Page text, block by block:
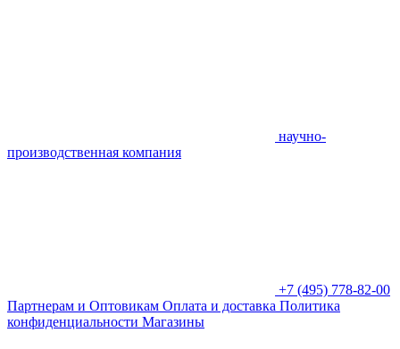
научно-
производственная компания
+7 (495) 778-82-00
Партнерам и Оптовикам Оплата и доставка Политика
конфиденциальности Магазины